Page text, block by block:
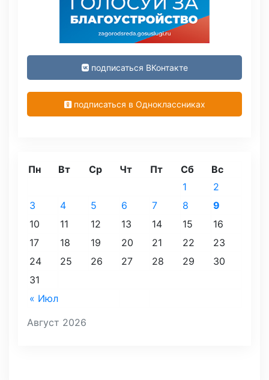
подписаться ВКонтакте
подписаться в Одноклассниках
Август 2026
Пн Вт Ср Чт Пт Сб Вс
« Июл
1
2
3
4 5 6 7 8
9
10
11 12 13 14 15
16
17
18 19 20 21 22
23
24
25 26 27 28 29
30
31